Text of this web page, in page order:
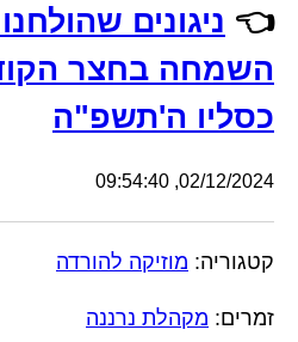
👈 ניגונים
השמחה בחצר
כסליו ה'תשפ"ה
02/12/2024, 09:54:40
קטגוריה: מוזיקה להורדה
זמרים: מקהלת נרננה